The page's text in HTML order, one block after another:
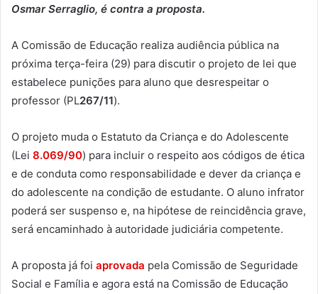
Osmar Serraglio, é contra a proposta.
A Comissão de Educação realiza audiência pública na
próxima terça-feira (29) para discutir o projeto de lei que
estabelece punições para aluno que desrespeitar o
professor (PL267/11).
O projeto muda o Estatuto da Criança e do Adolescente
(Lei 8.069/90) para incluir o respeito aos códigos de ética
e de conduta como responsabilidade e dever da criança e
do adolescente na condição de estudante. O aluno infrator
poderá ser suspenso e, na hipótese de reincidência grave,
será encaminhado à autoridade judiciária competente.
A proposta já foi aprovada pela Comissão de Seguridade
Social e Família e agora está na Comissão de Educação